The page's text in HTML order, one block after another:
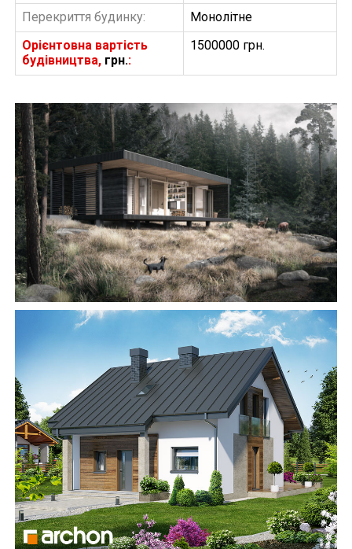
Перекриття будинку:
Монолітне
Орієнтовна вартість
будівництва, грн.:
1500000 грн.
БУДІВНИЦТВО БУДИНКІВ
З
АББ”ТВІЙ ПРОЕКТ”
Замовити будівництво